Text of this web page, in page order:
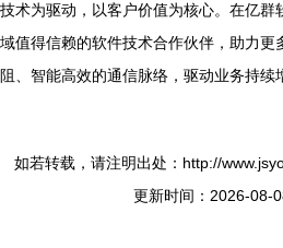
技术为驱动，以客户价值为核心。在亿
域值得信赖的软件技术合作伙伴，助力更
阻、智能高效的通信脉络，驱动业务持续
如若转载，请注明出处：http://
更新时间：2026-08-